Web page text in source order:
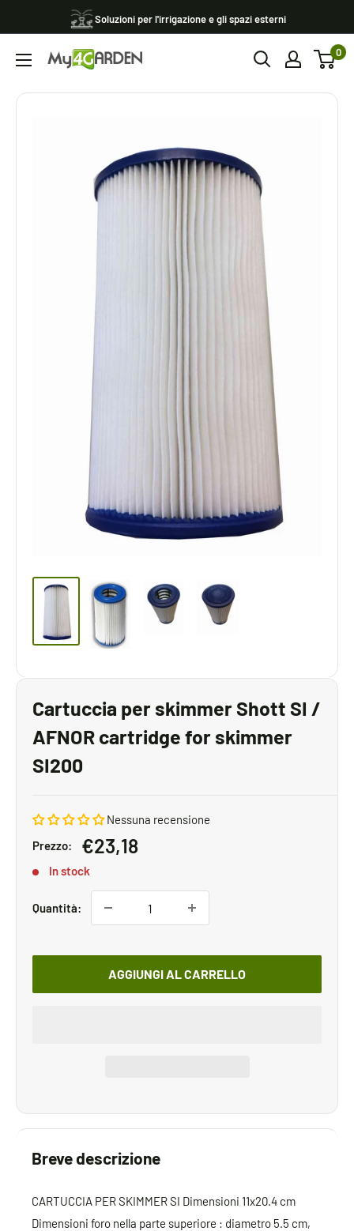
al
contenuto
Soluzioni per l'irrigazione e gli spazi esterni
My4garden 0
Cartuccia per skimmer Shott SI /
AFNOR cartridge for skimmer
SI200
Nessuna recensione
Prezzo:
Prezzo
scontato
€23,18
In stock
Quantità:
AGGIUNGI AL CARRELLO
Breve descrizione
CARTUCCIA PER SKIMMER SI Dimensioni 11x20.4 cm
Dimensioni foro nella parte superiore : diametro 5.5 cm,